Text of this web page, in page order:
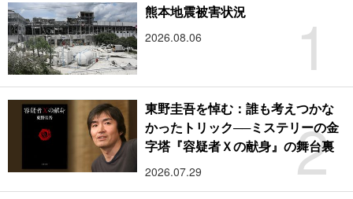
1
熊本地震被害状況
2026.08.06
2
東野圭吾を悼む：誰も考えつかな
かったトリック──ミステリーの金
字塔『容疑者Ｘの献身』の舞台裏
2026.07.29